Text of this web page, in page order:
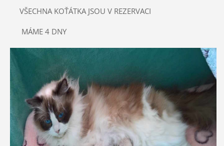
VŠECHNA KOŤÁTKA JSOU V REZERVACI
MÁME 4 DNY